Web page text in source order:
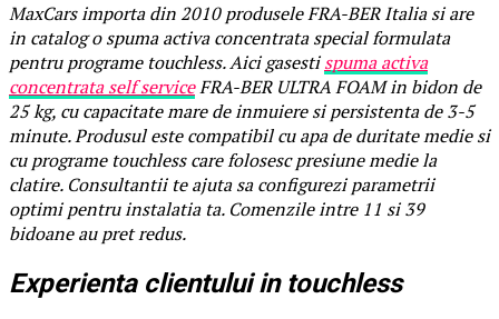
MaxCars importa din 2010 produsele FRA-BER Italia si are
in catalog o spuma activa concentrata special formulata
pentru programe touchless. Aici gasestispuma activa
concentrata self serviceFRA-BER ULTRA FOAM in bidon de
25 kg, cu capacitate mare de inmuiere si persistenta de 3-5
minute. Produsul este compatibil cu apa de duritate medie si
cu programe touchless care folosesc presiune medie la
clatire. Consultantii te ajuta sa configurezi parametrii
optimi pentru instalatia ta. Comenzile intre 11 si 39
bidoane au pret redus.
Experienta clientului in touchless